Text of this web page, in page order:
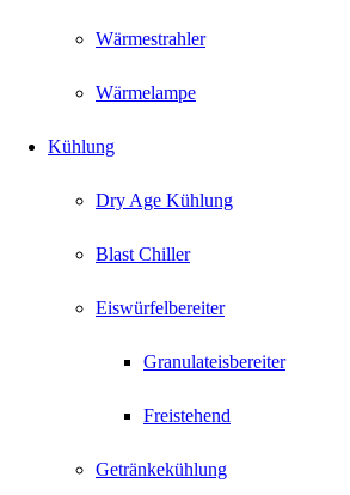
Wärmestrahler
Wärmelampe
Kühlung
Dry Age Kühlung
Blast Chiller
Eiswürfelbereiter
Granulateisbereiter
Freistehend
Getränkekühlung